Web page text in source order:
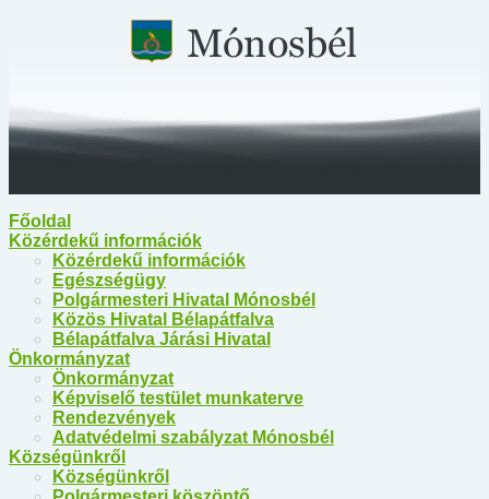
Főoldal
Közérdekű információk
Közérdekű információk
Egészségügy
Polgármesteri Hivatal Mónosbél
Közös Hivatal Bélapátfalva
Bélapátfalva Járási Hivatal
Önkormányzat
Önkormányzat
Képviselő testület munkaterve
Rendezvények
Adatvédelmi szabályzat Mónosbél
Községünkről
Községünkről